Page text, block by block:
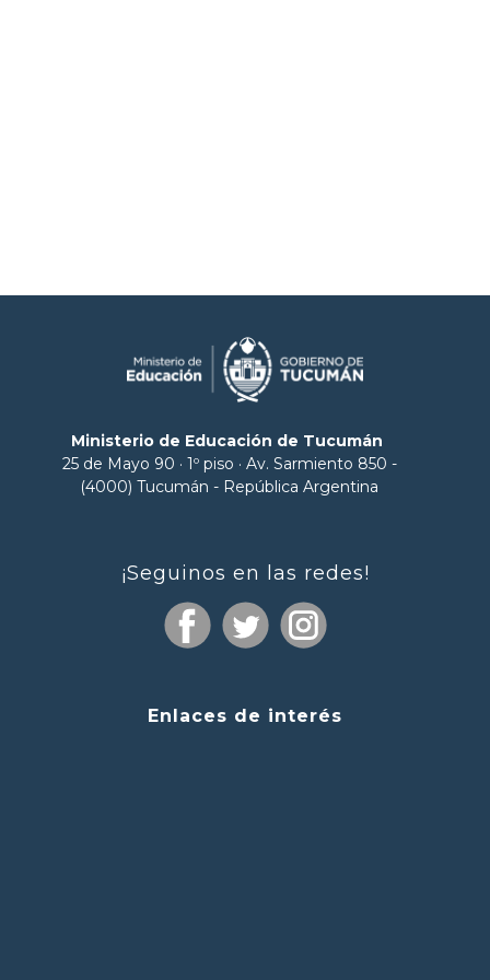
Ministerio de Educación de Tucumán
25 de Mayo 90 · 1º piso · Av. Sarmiento 850 -
(4000) Tucumán - República Argentina
¡Seguinos en las redes!
Enlaces de interés